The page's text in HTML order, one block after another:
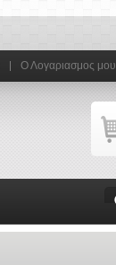
Ο Λογαριασμος μου